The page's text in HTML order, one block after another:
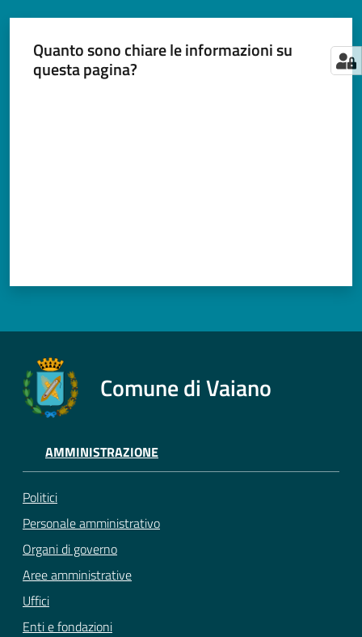
Quanto sono chiare le informazioni su
questa pagina?
Comune di Vaiano
AMMINISTRAZIONE
Politici
Personale amministrativo
Organi di governo
Aree amministrative
Uffici
Enti e fondazioni